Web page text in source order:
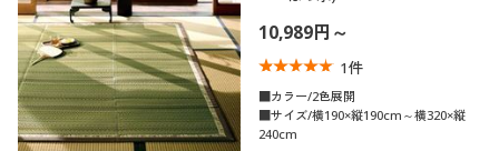
10,989円～
1件
■カラー/2色展開
■サイズ/横190×縦190cm～横320×縦
240cm